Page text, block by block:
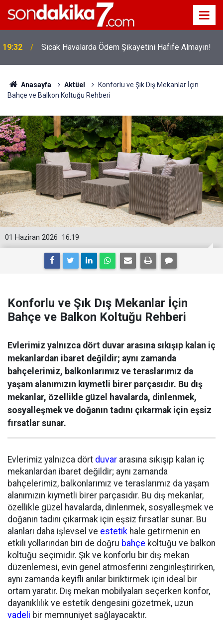
19:32 Sıcak Havalarda Ödem Şikayetini Hafife Almayın!
Anasayfa Aktüel
Konforlu ve Şık Dış Mekanlar İçin
Bahçe ve Balkon Koltuğu Rehberi
16:19
01 Haziran 2026
Konforlu ve Şık Dış Mekanlar İçin
Bahçe ve Balkon Koltuğu Rehberi
Evlerimiz yalnızca dört duvar arasına sıkışıp kalan iç
mekanlardan ibaret değildir; aynı zamanda
bahçelerimiz, balkonlarımız ve teraslarımız da
yaşam alanımızın kıymetli birer parçasıdır. Bu dış
mekanlar, özellikle güzel havalarda, dinlenmek,
sosyalleşmek ve doğanın tadını çıkarmak için eşsiz
fırsatlar sunar.
Evlerimiz yalnızca dört duvar arasına sıkışıp kalan iç
mekanlardan ibaret değildir; aynı zamanda
bahçelerimiz, balkonlarımız ve teraslarımız da yaşam
alanımızın kıymetli birer parçasıdır. Bu dış mekanlar,
özellikle güzel havalarda, dinlenmek, sosyalleşmek ve
doğanın tadını çıkarmak için eşsiz fırsatlar sunar. Bu
alanları daha işlevsel ve estetik hale getirmenin en
etkili yollarından biri de doğru bahçe koltuğu ve balkon
koltuğu seçimidir. Şık ve konforlu bir dış mekan
düzenlemesi, evin genel atmosferini zenginleştirirken,
aynı zamanda keyifli anılar biriktirmek için ideal bir
ortam yaratır. Dış mekan mobilyaları seçerken konfor,
dayanıklılık ve estetik dengesini gözetmek, uzun
vadeli bir memnuniyet sağlayacaktır.